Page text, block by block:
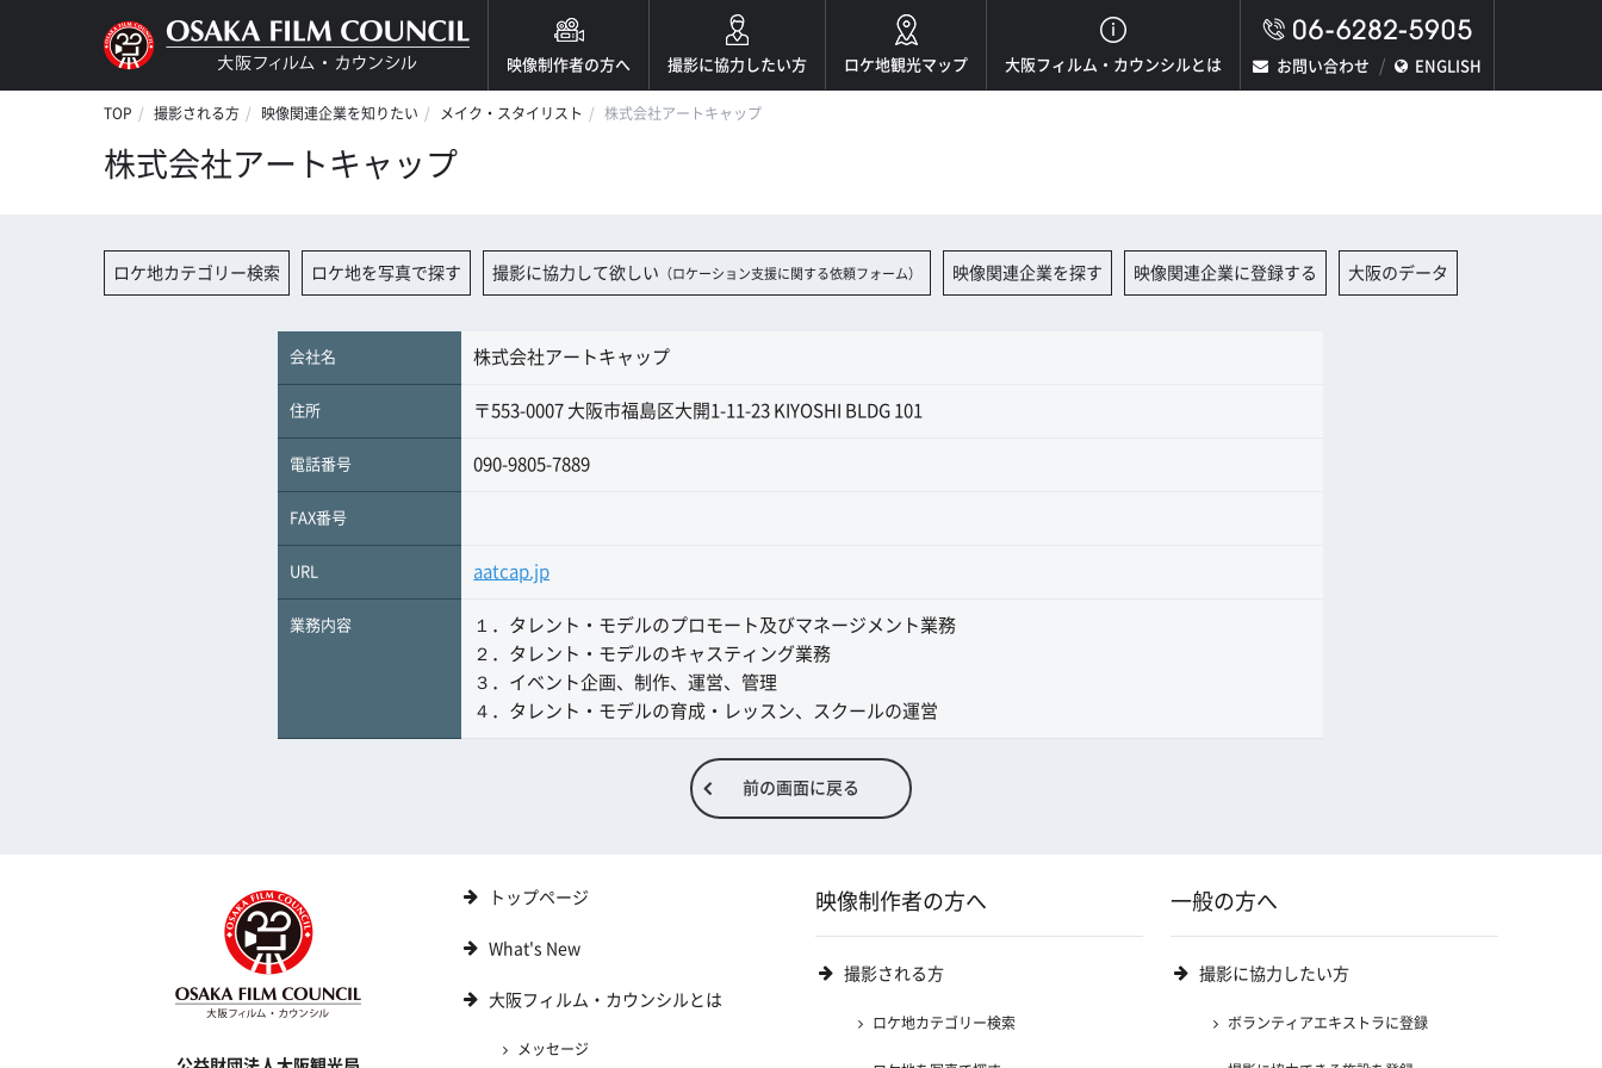
映像制作者の方へ 撮影に協力したい方 ロケ地観光マップ 大阪フィルム・カウンシルとは お問い合わせ ENGLISH
TOP 撮影される方 映像関連企業を知りたい メイク・スタイリスト 株式会社アートキャップ
株式会社アートキャップ
ロケ地カテゴリー検索 ロケ地を写真で探す 撮影に協力して欲しい （ロケーション支援に関する依頼フォーム） 映像関連企業を探す 映像関連企業に登録する 大阪のデータ
会社名 株式会社アートキャップ
住所 〒553-0007 大阪市福島区大開1-11-23 KIYOSHI BLDG 101
電話番号 090-9805-7889
FAX番号
URL aatcap.jp
業務内容
１．タレント・モデルのプロモート及びマネージメント業務
２．タレント・モデルのキャスティング業務
３．イベント企画、制作、運営、管理
４．タレント・モデルの育成・レッスン、スクールの運営
前の画面に戻る
トップページ
What's New
大阪フィルム・カウンシルとは
メッセージ
映像制作者の方へ
撮影される方
ロケ地カテゴリー検索
一般の方へ
撮影に協力したい方
ボランティアエキストラに登録